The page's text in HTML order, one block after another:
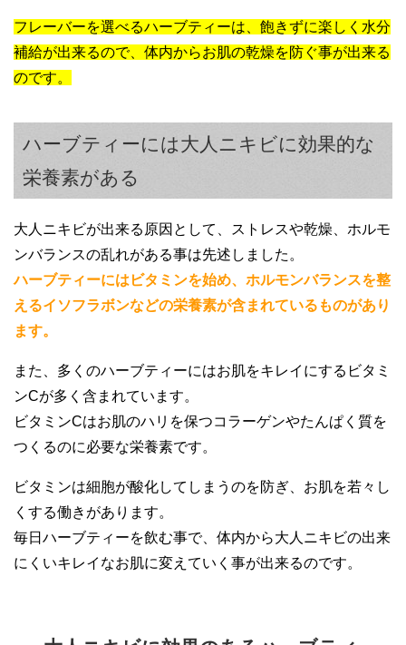
フレーバーを選べるハーブティーは、飽きずに楽しく水分
補給が出来るので、体内からお肌の乾燥を防ぐ事が出来る
のです。
ハーブティーには大人ニキビに効果的な
栄養素がある
大人ニキビが出来る原因として、ストレスや乾燥、ホルモ
ンバランスの乱れがある事は先述しました。
ハーブティーにはビタミンを始め、ホルモンバランスを整
えるイソフラボンなどの栄養素が含まれているものがあり
ます。
また、多くのハーブティーにはお肌をキレイにするビタミ
ンCが多く含まれています。
ビタミンCはお肌のハリを保つコラーゲンやたんぱく質を
つくるのに必要な栄養素です。
ビタミンは細胞が酸化してしまうのを防ぎ、お肌を若々し
くする働きがあります。
毎日ハーブティーを飲む事で、体内から大人ニキビの出来
にくいキレイなお肌に変えていく事が出来るのです。